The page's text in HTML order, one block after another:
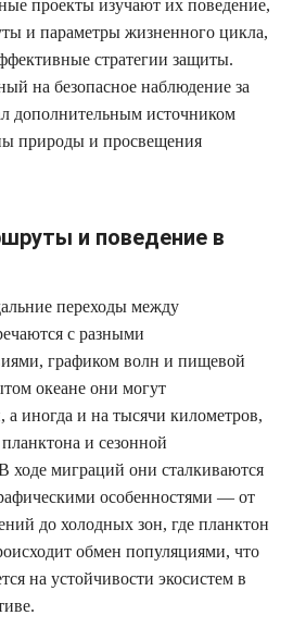
проекты изучают их поведение,
и параметры жизненного цикла,
стратегии защиты.
на безопасное наблюдение за
дополнительным источником
природы и просвещения
и поведение в
переходы между
с разными
графиком волн и пищевой
океане они могут
а иногда и на тысячи километров,
и сезонной
ходе миграций они сталкиваются
особенностями — от
до холодных зон, где планктон
обмен популяциями, что
на устойчивости экосистем в